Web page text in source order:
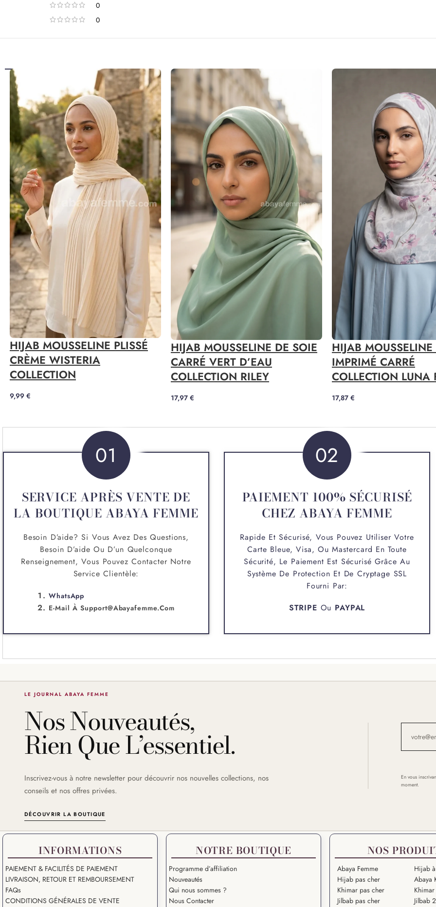
0
0
HIJAB MOUSSELINE PLISSÉ
CRÈME WISTERIA
COLLECTION
9,99 €
HIJAB MOUSSELINE DE SOIE
CARRÉ VERT D’EAU
COLLECTION RILEY
17,97 €
HIJAB
IMPRIMÉ CARRÉ
COLLECTION LUNA
17,87 €
01
SERVICE APRÈS VENTE DE
LA BOUTIQUE ABAYA FEMME
Besoin D’aide? Si Vous Avez Des Questions,
Besoin D’aide Ou D’un Quelconque
Renseignement, Vous Pouvez Contacter Notre
Service Clientèle:
WhatsApp
E-Mail ÀSupport@abayafemme.com
02
PAIEMENT 100% SÉCURISÉ
CHEZ ABAYA FEMME
Rapide Et Sécurisé, Vous Pouvez Utiliser Votre
Carte Bleue, Visa, Ou Mastercard En Toute
Sécurité, Le Paiement Est Sécurisé Grâce Au
Système De Protection Et De Cryptage SSL
Fourni Par:
STRIPE Ou PAYPAL
LE JOURNAL ABAYA FEMME
Nos Nouveautés,
Rien Que L’essentiel.
Inscrivez-vous à notre newsletter pour découvrir nos nouvelles collections, nos
conseils et nos offres privées.
DÉCOUVRIR LA BOUTIQUE
En vous
moment.
INFORMATIONS
PAIEMENT & FACILITÉS DE PAIEMENT
LIVRAISON, RETOUR ET REMBOURSEMENT
FAQs
CONDITIONS GÉNÉRALES DE VENTE
NOTRE BOUTIQUE
Programme d’affiliation
Nouveautés
Qui nous sommes ?
Nous Contacter
NOS
Abaya Femme
Hijab pas cher
Khimar pas cher
Jilbab pas cher
Hijab
Abaya
Jilbab